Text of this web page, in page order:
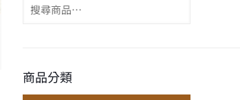
商品分類